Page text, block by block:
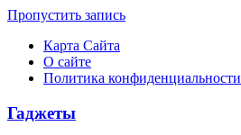
Пропустить запись
Карта Сайта
О сайте
Политика конфиденциальности
Гаджеты